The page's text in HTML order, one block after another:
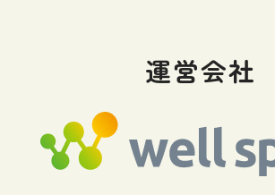
運営会社